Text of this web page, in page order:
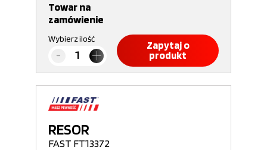
Towar na
zamówienie
Wybierz ilość
Zapytaj o
produkt
RESOR
FAST FT13372